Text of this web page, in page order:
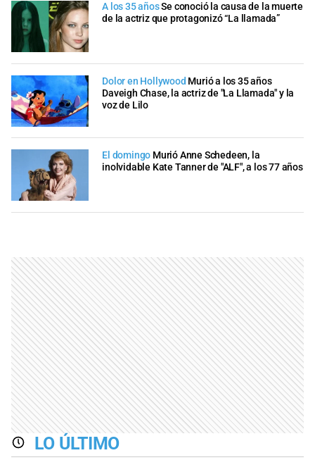
A los 35 añosSe conoció la causa de la muerte
de la actriz que protagonizó “La llamada”
Dolor en Hollywood Murió a los 35 años
Daveigh Chase, la actriz de "La Llamada" y la
voz de Lilo
El domingo Murió Anne Schedeen, la
inolvidable Kate Tanner de "ALF", a los 77 años
LO ÚLTIMO